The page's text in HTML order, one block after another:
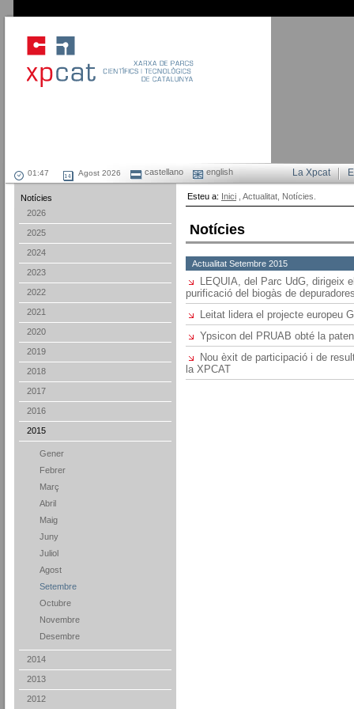
Agost 2026 castellano english La Xpcat
Notícies
2026
2025
2024
2023
2022
2021
2020
2019
2018
2017
2016
2015
Gener
Febrer
Març
Abril
Maig
Juny
Juliol
Agost
Setembre
Octubre
Novembre
Desembre
2014
2013
2012
Esteu a: Inici , Actualitat, Notícies.
Notícies
Actualitat Setembre 2015
LEQUIA, del Parc UdG, dirigeix
purificació del biogàs de
Leitat lidera el projecte europeu
Ypsicon del PRUAB obté la
Nou èxit de participació i de
la XPCAT